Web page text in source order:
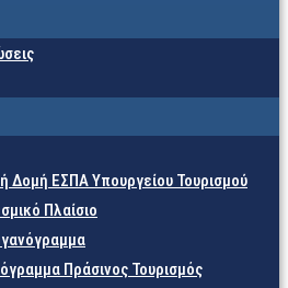
Δομή ΕΣΠΑ Υπουργείου Τουρισμού
Πλαίσιο
Πράσινος Τουρισμός